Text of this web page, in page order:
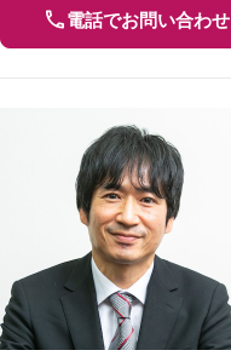
電話でお問い合わせ